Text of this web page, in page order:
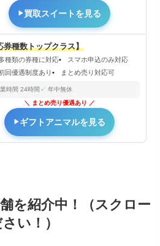
買取スイートを見る
券種数トップクラス】
種類の券種に対応
スマホ申込のみ対応
回優遇制度あり
まとめ売り対応可
時間 24時間
年中無休
まとめ売り優遇あり
ギフトアニマルを見る
を紹介中！（スクロー
い！）